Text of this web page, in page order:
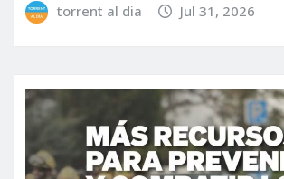
torrent al dia Jul 31, 2026